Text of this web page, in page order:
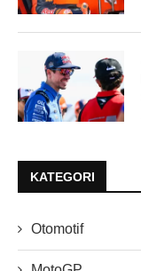
KATEGORI
Otomotif